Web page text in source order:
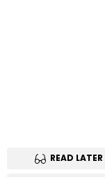
READ LATER